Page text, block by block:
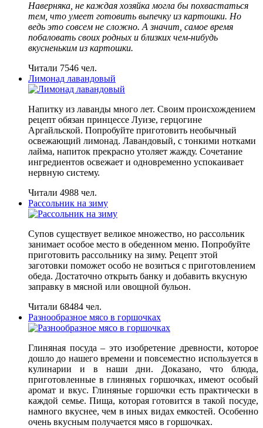
Наверняка, не каждая хозяйка могла бы похвастаться
тем, что умеет готовить выпечку из картошки. Но
ведь это совсем не сложно. А значит, самое время
побаловать своих родных и близких чем-нибудь
вкусненьким из картошки.
Читали 7546 чел.
Лимонад лавандовый
Напитку из лаванды много лет. Своим происхождением
рецепт обязан принцессе Луизе, герцогине
Аргайльской. Попробуйте приготовить необычный
освежающий лимонад. Лавандовый, с тонкими нотками
лайма, напиток прекрасно утоляет жажду. Сочетание
ингредиентов освежает и одновременно успокаивает
нервную систему.
Читали 4988 чел.
Рассольник на зиму
Супов существует великое множество, но рассольник
занимает особое место в обеденном меню. Попробуйте
приготовить рассольнику на зиму. Рецепт этой
заготовки поможет особо не возиться с приготовлением
обеда. Достаточно открыть банку и добавить вкусную
заправку в мясной или овощной бульон.
Читали 68484 чел.
Разнообразное мясо в горшочках
Глиняная посуда – это изобретение древности, которое
дошло до нашего времени и повсеместно используется в
кулинарии и в наши дни. Доказано, что блюда,
приготовленные в глиняных горшочках, имеют особый
аромат и вкус. Глиняные горшочки есть практически в
каждой семье. Пища, которая готовится в такой посуде,
намного вкуснее, чем в иных видах емкостей. Особенно
очень вкусным получается мясо в горшочках.